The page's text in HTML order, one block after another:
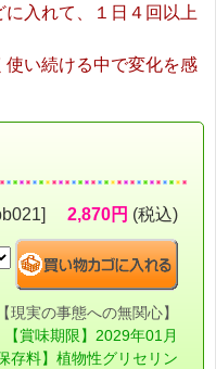
入れて、１日４回以上
い続ける中で変化を感
2,870円 (税込)
【現実の事態への無関心】
【賞味期限】2029年01月
保存料】植物性グリセリン